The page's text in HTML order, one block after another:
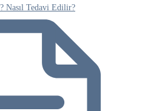
Nasıl Tedavi Edilir?